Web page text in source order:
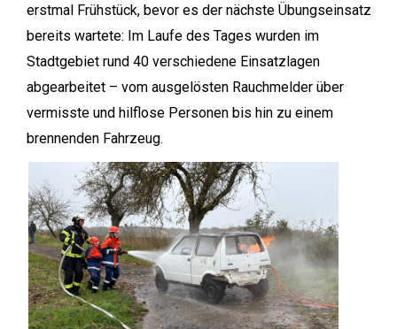
erstmal Frühstück, bevor es der nächste Übungseinsatz
bereits wartete: Im Laufe des Tages wurden im
Stadtgebiet rund 40 verschiedene Einsatzlagen
abgearbeitet – vom ausgelösten Rauchmelder über
vermisste und hilflose Personen bis hin zu einem
brennenden Fahrzeug.